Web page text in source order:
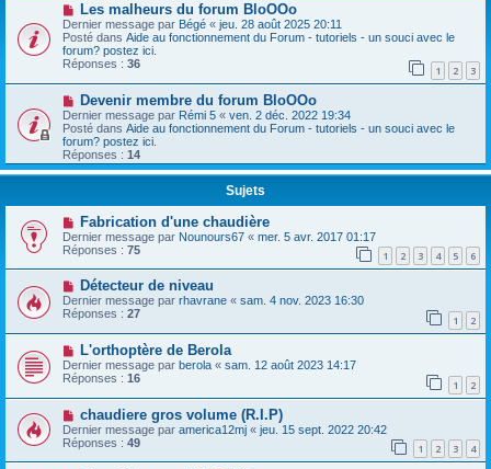
r
Les malheurs du forum BloOOo
Dernier message par Bégé « jeu. 28 août 2025 20:11
Posté dans Aide au fonctionnement du Forum - tutoriels - un souci avec le
forum? postez ici.
Réponses : 36 1 2 3
Devenir membre du forum BloOOo
Dernier message par Rémi 5 « ven. 2 déc. 2022 19:34
Posté dans Aide au fonctionnement du Forum - tutoriels - un souci avec le
forum? postez ici.
Réponses : 14
Sujets
Fabrication d'une chaudière
Dernier message par Nounours67 « mer. 5 avr. 2017 01:17
Réponses : 75 1 2 3 4 5 6
Détecteur de niveau
Dernier message par rhavrane « sam. 4 nov. 2023 16:30
Réponses : 27 1 2
L'orthoptère de Berola
Dernier message par berola « sam. 12 août 2023 14:17
Réponses : 16 1 2
chaudiere gros volume (R.I.P)
Dernier message par america12mj « jeu. 15 sept. 2022 20:42
Réponses : 49 1 2 3 4